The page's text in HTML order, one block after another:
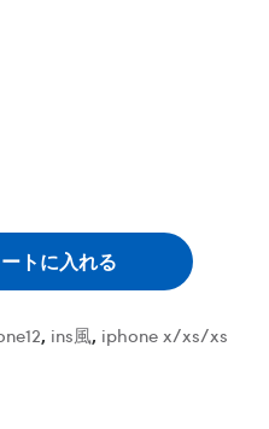
トに入れる
, ins風, iphone x/xs/xs